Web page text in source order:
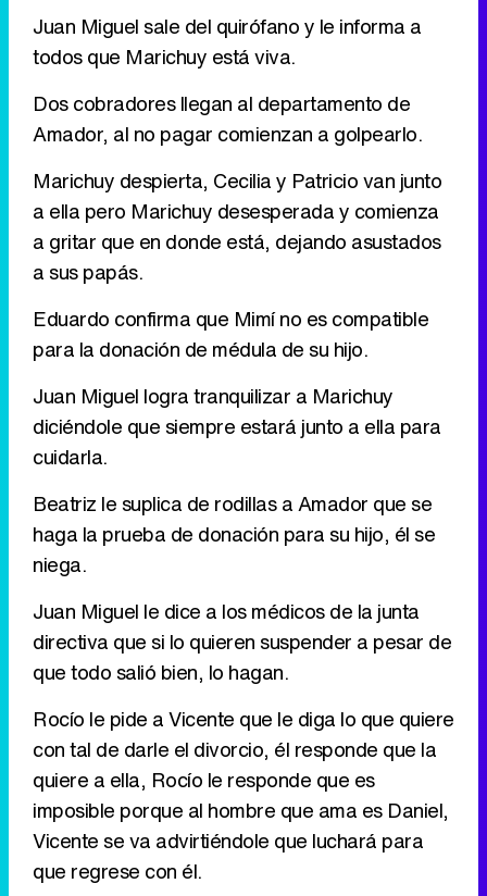
Tráiler en catalán de 'Ravalear', la nueva serie de HBO Max sobre los fondos buitre
Tráiler de la tercera temporada de 'The Walking Dead: Dead City' de AMC+
Canción ganadora de Eurovisión 2026: DARA con "Bangaranga" por Bulgaria
Juan Miguel sale del quirófano y le informa a
todos que Marichuy está viva.
Dos cobradores llegan al departamento de
Amador, al no pagar comienzan a golpearlo.
Marichuy despierta, Cecilia y Patricio van junto
a ella pero Marichuy desesperada y comienza
a gritar que en donde está, dejando asustados
a sus papás.
Eduardo confirma que Mimí no es compatible
para la donación de médula de su hijo.
Juan Miguel logra tranquilizar a Marichuy
diciéndole que siempre estará junto a ella para
cuidarla.
Beatriz le suplica de rodillas a Amador que se
haga la prueba de donación para su hijo, él se
niega.
Juan Miguel le dice a los médicos de la junta
directiva que si lo quieren suspender a pesar de
que todo salió bien, lo hagan.
Rocío le pide a Vicente que le diga lo que quiere
con tal de darle el divorcio, él responde que la
quiere a ella, Rocío le responde que es
imposible porque al hombre que ama es Daniel,
Vicente se va advirtiéndole que luchará para
que regrese con él.